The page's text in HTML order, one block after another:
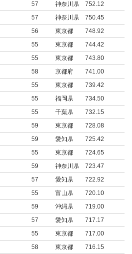
57 神奈川県
752.12
57 神奈川県
750.45
56 東京都
748.92
55 東京都
744.42
55 東京都
743.80
58 京都府
741.00
55 東京都
739.42
55 福岡県
734.50
55 千葉県
732.15
59 東京都
728.08
59 愛知県
725.42
55 東京都
724.65
59 神奈川県
723.47
57 愛知県
722.92
55 富山県
720.10
59 沖縄県
719.00
57 愛知県
717.17
55 東京都
717.00
58 東京都 716.15